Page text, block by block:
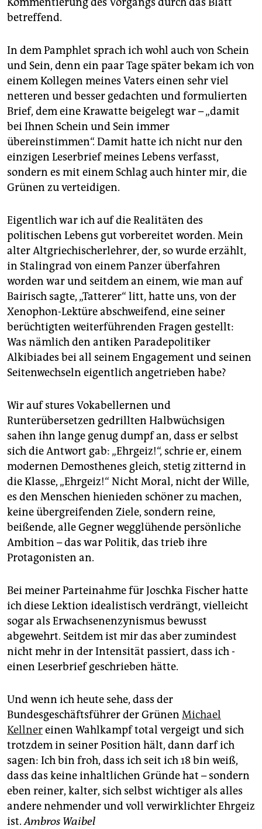
betreffend.
In dem Pamphlet sprach ich wohl auch von Schein
und Sein, denn ein paar Tage später bekam ich von
einem Kollegen meines Vaters einen sehr viel
netteren und besser gedachten und formulierten
Brief, dem eine Krawatte beigelegt war – „damit
bei Ihnen Schein und Sein immer
übereinstimmen“. Damit hatte ich nicht nur den
einzigen Leserbrief meines Lebens verfasst,
sondern es mit einem Schlag auch hinter mir, die
Grünen zu verteidigen.
Eigentlich war ich auf die Realitäten des
politischen Lebens gut vorbereitet worden. Mein
alter Altgriechischerlehrer, der, so wurde erzählt,
in Stalingrad von einem Panzer überfahren
worden war und seitdem an einem, wie man auf
Bairisch sagte, „Tatterer“ litt, hatte uns, von der
Xeno­phon-Lektüre abschweifend, eine seiner
berüchtigten weiterführenden Fragen gestellt:
Was nämlich den antiken Paradepolitiker
Alkibiades bei all seinem Engagement und seinen
Seitenwechseln eigentlich angetrieben habe?
Wir auf stures Vokabel­lernen und
Runterübersetzen gedrillten Halbwüchsigen
sahen ihn lange genug dumpf an, dass er selbst
sich die Antwort gab: „Ehrgeiz!“, schrie er, einem
modernen Demosthenes gleich, stetig zitternd in
die Klasse, „Ehrgeiz!“ Nicht Moral, nicht der Wille,
es den Menschen hienieden schöner zu machen,
keine übergreifenden Ziele, sondern reine,
beißende, alle Gegner wegglühende persönliche
Ambition – das war Politik, das trieb ihre
Protagonisten an.
Bei meiner Parteinahme für Joschka Fischer hatte
ich diese Lektion idealistisch verdrängt, vielleicht
sogar als Erwachsenenzynismus bewusst
abgewehrt. Seitdem ist mir das aber zumindest
nicht mehr in der Intensität passiert, dass ich ­
einen Leserbrief geschrieben hätte.
Und wenn ich heute sehe, dass der
Bundesgeschäftsführer der Grünen Michael
Kellnereinen Wahlkampf total vergeigt und sich
trotzdem in seiner Position hält, dann darf ich
sagen: Ich bin froh, dass ich seit ich 18 bin weiß,
dass das keine inhaltlichen Gründe hat – sondern
eben reiner, kalter, sich selbst wichtiger als alles
andere nehmender und voll verwirklichter Ehrgeiz
ist.Ambros Waibel